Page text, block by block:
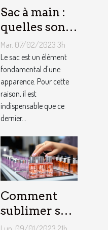
Sac à main :
quelles sont
les astuces
pour faire un
choix
approprié ?
Mar. 07/02/2023 3h
Le sac est un élément
fondamental d'une
apparence. Pour cette
raison, il est
indispensable que ce
dernier...
Comment
sublimer ses
ongles ?